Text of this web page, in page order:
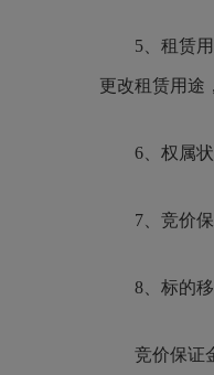
5、租赁
更改租赁用途
6、权属
7、竞价
8、标的
竞价保证